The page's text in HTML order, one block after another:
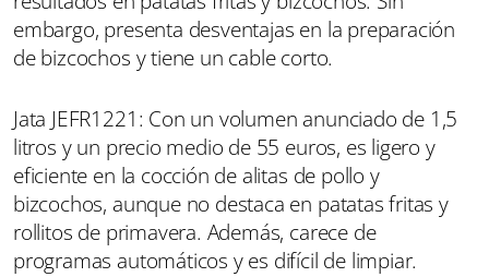
embargo, presenta desventajas en la preparación
de bizcochos y tiene un cable corto.
Jata JEFR1221: Con un volumen anunciado de 1,5
litros y un precio medio de 55 euros, es ligero y
eficiente en la cocción de alitas de pollo y
bizcochos, aunque no destaca en patatas fritas y
rollitos de primavera. Además, carece de
programas automáticos y es difícil de limpiar.